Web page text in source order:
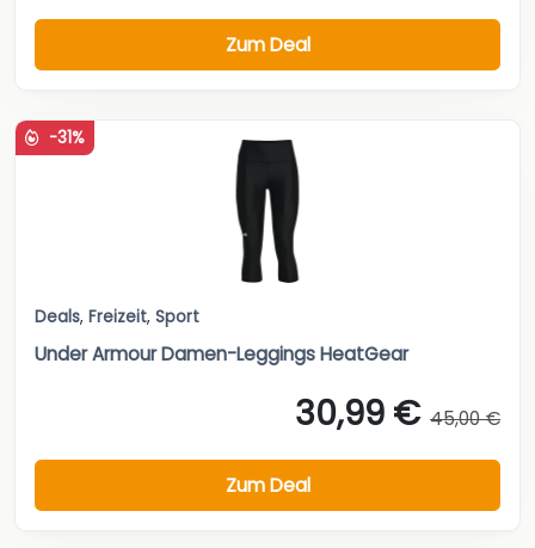
Zum Deal
-31%
Deals, Freizeit, Sport
Under Armour Damen-Leggings HeatGear
30,99 € 45,00 €
Zum Deal